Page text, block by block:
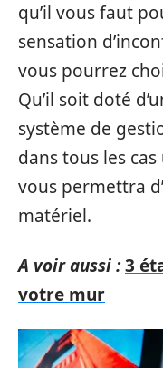
qu’il vous faut
sensation
vous pourrez
Qu’il soit doté
système de
dans tous les
vous permettra
matériel.
A voir aussi :3
votre mur